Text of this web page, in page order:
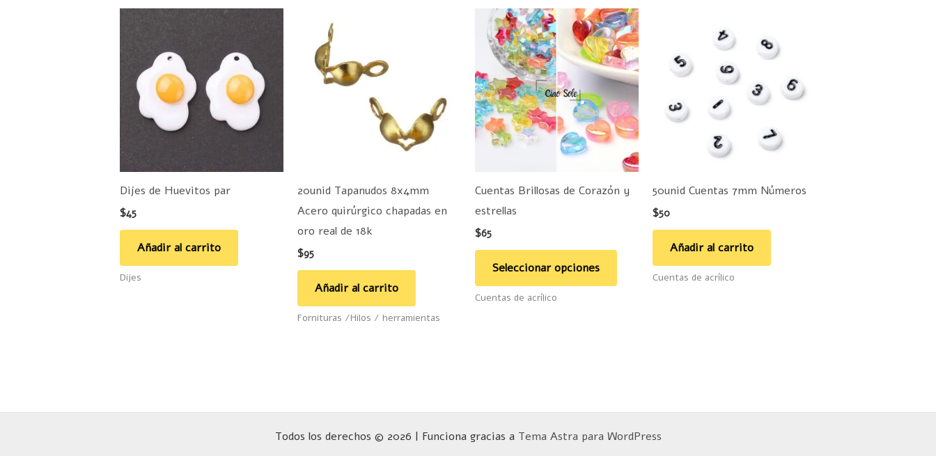
Dijes de Huevitos par
$45
Añadir al carrito
Dijes
20unid Tapanudos 8x4mm
Acero quirúrgico chapadas en
oro real de 18k
$95
Añadir al carrito
Fornituras /Hilos / herramientas
Cuentas Brillosas de Corazón y
estrellas
$65
Seleccionar opciones
Este
producto
tiene
múltiples
variantes.
Las
opciones
se
elegir
Cuentas de acrílico
50unid Cuentas 7mm Números
$50
Añadir al carrito
Cuentas de acrílico
Todos los derechos © 2026 | Funciona gracias a Tema Astra para WordPress